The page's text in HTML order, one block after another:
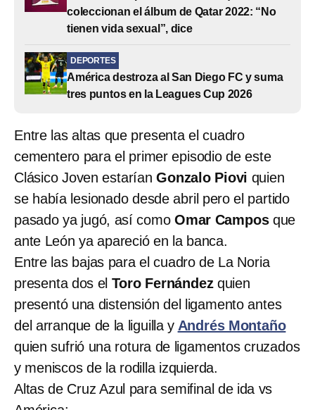
coleccionan el álbum de Qatar 2022: “No
tienen vida sexual”, dice
DEPORTES
América destroza al San Diego FC y suma
tres puntos en la Leagues Cup 2026
Entre las altas que presenta el cuadro
cementero para el primer episodio de este
Clásico Joven estarían Gonzalo Piovi quien
se había lesionado desde abril pero el partido
pasado ya jugó, así comoOmar Camposque
ante León ya apareció en la banca.
Entre las bajas para el cuadro de La Noria
presenta dos el Toro Fernándezquien
presentó una distensión del ligamento antes
del arranque de la liguilla y Andrés Montaño
quien sufrió una rotura de ligamentos cruzados
y meniscos de la rodilla izquierda.
Altas de Cruz Azul para semifinal de ida vs